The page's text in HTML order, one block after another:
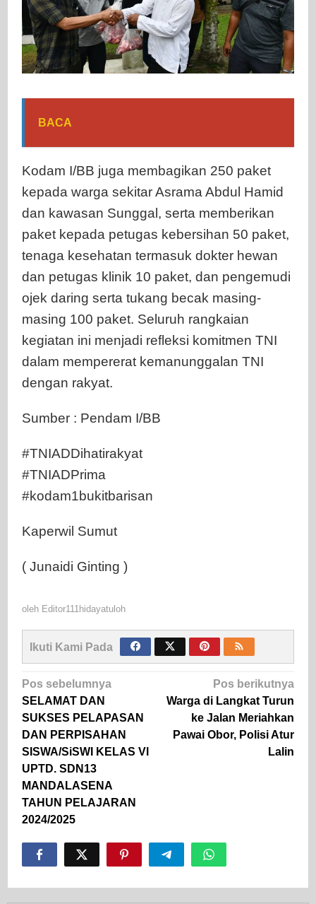
BACA
Kodam I/BB juga membagikan 250 paket
kepada warga sekitar Asrama Abdul Hamid
dan kawasan Sunggal, serta memberikan
paket kepada petugas kebersihan 50 paket,
tenaga kesehatan termasuk dokter hewan
dan petugas klinik 10 paket, dan pengemudi
ojek daring serta tukang becak masing-
masing 100 paket. Seluruh rangkaian
kegiatan ini menjadi refleksi komitmen TNI
dalam mempererat kemanunggalan TNI
dengan rakyat.
Sumber : Pendam I/BB
#TNIADDihatirakyat
#TNIADPrima
#kodam1bukitbarisan
Kaperwil Sumut
( Junaidi Ginting )
oleh Editor111hidayatuloh
Ikuti Kami Pada
Navigasi
pos
Pos sebelumnya
SELAMAT DAN
SUKSES PELAPASAN
DAN PERPISAHAN
SISWA/SiSWI KELAS Vl
UPTD. SDN13
MANDALASENA
TAHUN PELAJARAN
2024/2025
Pos berikutnya
Warga di Langkat Turun
ke Jalan Meriahkan
Pawai Obor, Polisi Atur
Lalin